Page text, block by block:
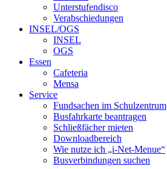
Unterstufendisco
Verabschiedungen
INSEL/OGS
INSEL
OGS
Essen
Cafeteria
Mensa
Service
Fundsachen im Schulzentrum
Busfahrkarte beantragen
Schließfächer mieten
Downloadbereich
Wie nutze ich „i-Net-Menue“
Busverbindungen suchen